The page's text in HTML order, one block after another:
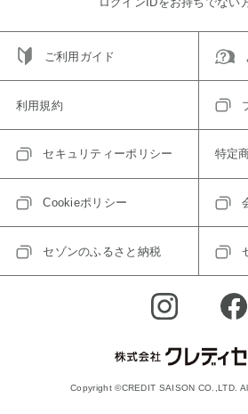
ご利用ガイド
利用規約
セキュリティーポリシー 特定
Cookieポリシー
セゾンのふるさと納税
Copyright ©CREDIT SAISON CO.,LTD.